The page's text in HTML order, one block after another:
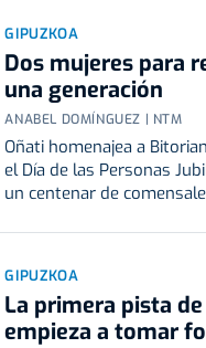
GIPUZKOA
Dos mujeres para
una generación
ANABEL DOMÍNGUEZ | NTM
Oñati homenajea a
el Día de las Personas
un centenar de
GIPUZKOA
La primera pista
empieza a tomar